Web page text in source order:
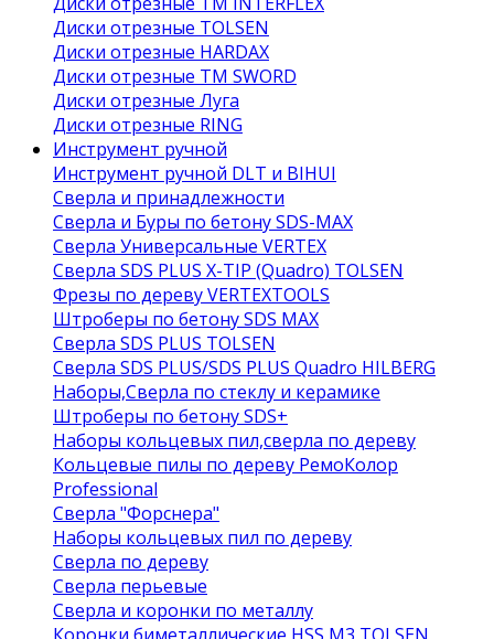
Диски отрезные TOLSEN
Диски отрезные HARDAX
Диски отрезные ТМ SWORD
Диски отрезные Луга
Диски отрезные RING
Инструмент ручной
Инструмент ручной DLT и BIHUI
Сверла и принадлежности
Сверла и Буры по бетону SDS-MAX
Сверла Универсальные VERTEX
Сверла SDS PLUS X-TIP (Quadro) TOLSEN
Фрезы по дереву VERTEXTOOLS
Штроберы по бетону SDS MAX
Сверла SDS PLUS TOLSEN
Сверла SDS PLUS/SDS PLUS Quadro HILBERG
Наборы,Сверла по стеклу и керамике
Штроберы по бетону SDS+
Наборы кольцевых пил,сверла по дереву
Кольцевые пилы по дереву РемоКолор
Professional
Сверла "Форснера"
Наборы кольцевых пил по дереву
Сверла по дереву
Сверла перьевые
Сверла и коронки по металлу